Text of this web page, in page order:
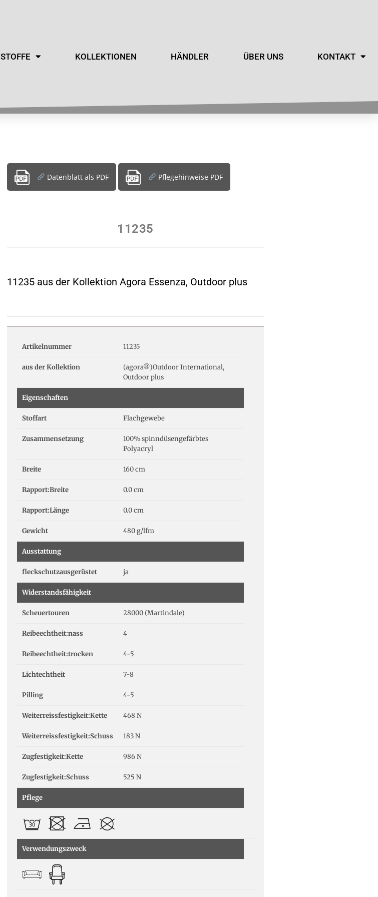
STOFFE KOLLEKTIONEN HÄNDLER ÜBER UNS KONTAKT
Datenblatt als PDF Pflegehinweise PDF
11235
11235 aus der Kollektion Agora Essenza, Outdoor plus
Artikelnummer 11235
aus der Kollektion
(agora®)Outdoor International,
Outdoor plus
Eigenschaften
Stoffart Flachgewebe
Zusammensetzung
100% spinndüsengefärbtes
Polyacryl
Breite 160 cm
Rapport:Breite 0.0 cm
Rapport:Länge 0.0 cm
Gewicht 480 g/lfm
Ausstattung
fleckschutzausgerüstet ja
Widerstandsfähigkeit
Scheuertouren 28000 (Martindale)
Reibeechtheit:nass 4
Reibeechtheit:trocken 4-5
Lichtechtheit 7-8
Pilling 4-5
Weiterreissfestigkeit:Kette 468 N
Weiterreissfestigkeit:Schuss 183 N
Zugfestigkeit:Kette 986 N
Zugfestigkeit:Schuss 525 N
Pflege
Verwendungszweck